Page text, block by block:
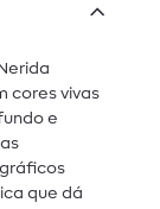
cores vivas
e
que dá